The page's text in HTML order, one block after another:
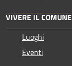
VIVERE IL COMUNE
Luoghi
Eventi